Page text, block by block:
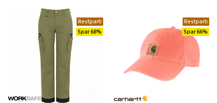
Restparti
Spar 68%
Restparti
Spar 66%